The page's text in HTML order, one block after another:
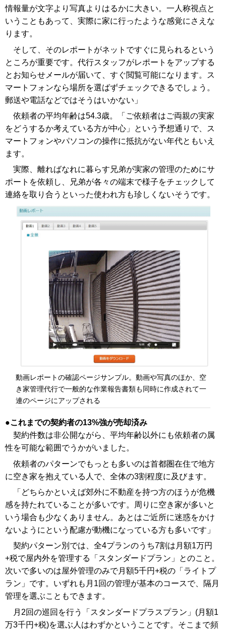
情報量が文字より写真よりはるかに大きい。一人称視点と
いうこともあって、実際に家に行ったような感覚にさえな
ります。
そして、そのレポートがネットですぐに見られるという
ところが重要です。代行スタッフがレポートをアップする
とお知らせメールが届いて、すぐ閲覧可能になります。ス
マートフォンなら場所を選ばずチェックできるでしょう。
郵送や電話などではそうはいかない」
依頼者の平均年齢は54.3歳。「ご依頼者はご両親の実家
をどうするか考えている方が中心」という予想通りで、ス
マートフォンやパソコンの操作に抵抗がない年代ともいえ
ます。
実際、離ればなれに暮らす兄弟が実家の管理のためにサ
ポートを依頼し、兄弟が各々の端末で様子をチェックして
連絡を取り合うといった使われ方も珍しくないそうです。
動画レポートの確認ページサンプル。動画や写真のほか、空
き家管理代行で一般的な作業報告書類も同時に作成されて一
連のページにアップされる
これまでの契約者の13%強が売却済み
契約件数は非公開ながら、平均年齢以外にも依頼者の属
性を可能な範囲でうかがいました。
依頼者のパターンでもっとも多いのは首都圏在住で地方
に空き家を抱えている人で、全体の3割程度に及びます。
「どちらかといえば郊外に不動産を持つ方のほうが危機
感を持たれていることが多いです。周りに空き家が多いと
いう場合も少なくありません。あとはご近所に迷惑をかけ
ないようにという配慮が動機になっている方も多いです」
契約パターン別では、全4プランのうち7割は月額1万円
+税で屋内外を管理する「スタンダードプラン」とのこと。
次いで多いのは屋外管理のみで月額5千円+税の「ライトプ
ラン」です。いずれも月1回の管理が基本のコースで、隔月
管理を選ぶこともできます。
月2回の巡回を行う「スタンダードプラスプラン」(月額1
万3千円+税)を選ぶ人はわずかということです。そこまで頻